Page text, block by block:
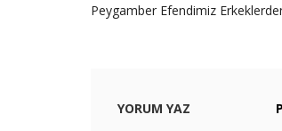
Peygamber Efendimiz
YORUM YAZ